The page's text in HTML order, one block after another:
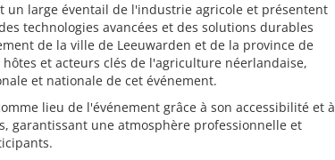
un large éventail de l'industrie agricole et présentent
technologies avancées et des solutions durables
de la ville de Leeuwarden et de la province de
et acteurs clés de l'agriculture néerlandaise,
et nationale de cet événement.
lieu de l'événement grâce à son accessibilité et à
garantissant une atmosphère professionnelle et